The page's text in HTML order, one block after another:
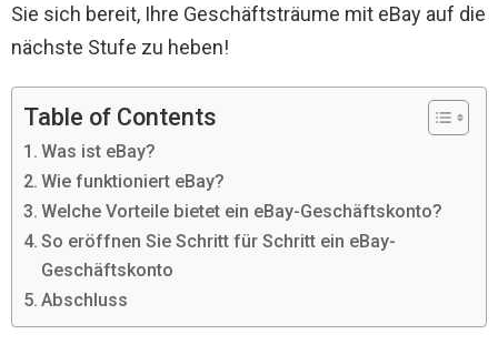
Sie sich bereit, Ihre Geschäftsträume mit eBay auf die
nächste Stufe zu heben!
Table of Contents
Was ist eBay?
Wie funktioniert eBay?
Welche Vorteile bietet ein eBay-Geschäftskonto?
So eröffnen Sie Schritt für Schritt ein eBay-
Geschäftskonto
Abschluss